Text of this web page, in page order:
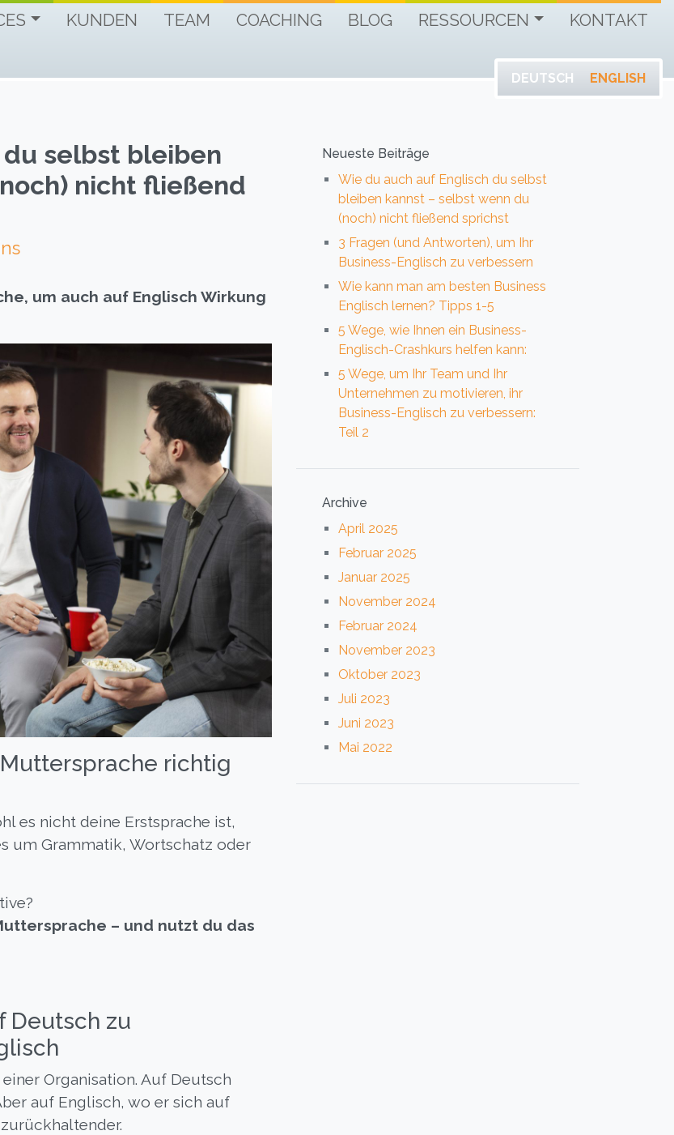
English – Coaching & Training
KUNDEN TEAM COACHING BLOG RESSOURCEN KONTAKT
selbst bleiben
nicht fließend
um auch auf Englisch Wirkung
richtig
es nicht deine Erstsprache ist,
um Grammatik, Wortschatz oder
– und nutzt du das
Deutsch zu
Organisation. Auf Deutsch
auf Englisch, wo er sich auf
Neueste Beiträge
Wie du auch auf Englisch du selbst
bleiben kannst – selbst wenn du
(noch) nicht fließend sprichst
3 Fragen (und Antworten), um Ihr
Business-Englisch zu verbessern
Wie kann man am besten Business
Englisch lernen? Tipps 1-5
5 Wege, wie Ihnen ein Business-
Englisch-Crashkurs helfen kann:
5 Wege, um Ihr Team und Ihr
Unternehmen zu motivieren, ihr
Business-Englisch zu verbessern:
Teil 2
Archive
April 2025
Februar 2025
Januar 2025
November 2024
Februar 2024
November 2023
Oktober 2023
Juli 2023
Juni 2023
Mai 2022
DEUTSCH ENGLISH